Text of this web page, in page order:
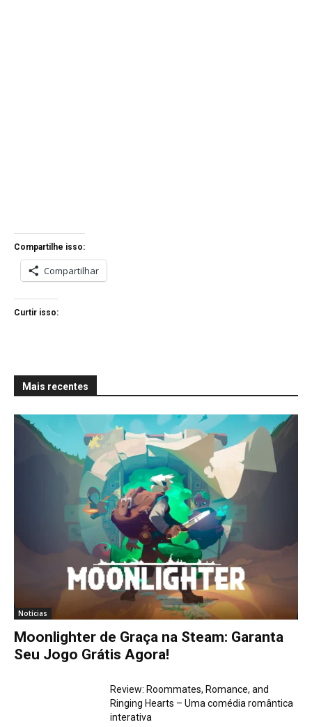
Compartilhe isso:
Compartilhar
Curtir isso:
Mais recentes
Notícias
Moonlighter de Graça na Steam: Garanta
Seu Jogo Grátis Agora!
Review: Roommates, Romance, and
Ringing Hearts – Uma comédia romântica
interativa